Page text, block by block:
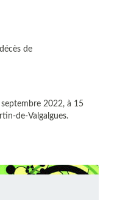
de
2022, à 15
de-Valgalgues.